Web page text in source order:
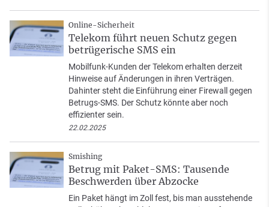
Online-Sicherheit
Telekom führt neuen Schutz gegen
betrügerische SMS ein
Mobilfunk-Kunden der Telekom erhalten derzeit
Hinweise auf Änderungen in ihren Verträgen.
Dahinter steht die Einführung einer Firewall gegen
Betrugs-SMS. Der Schutz könnte aber noch
effizienter sein.
22.02.2025
Smishing
Betrug mit Paket-SMS: Tausende
Beschwerden über Abzocke
Ein Paket hängt im Zoll fest, bis man ausstehende